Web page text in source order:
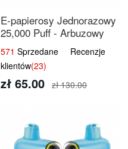
E-papierosy Jednorazowy
25,000 Puff - Arbuzowy
Lód | Orzeźwiający Smak
571 Sprzedane Recenzje
klientów(23)
zł 65.00 zł 130.00